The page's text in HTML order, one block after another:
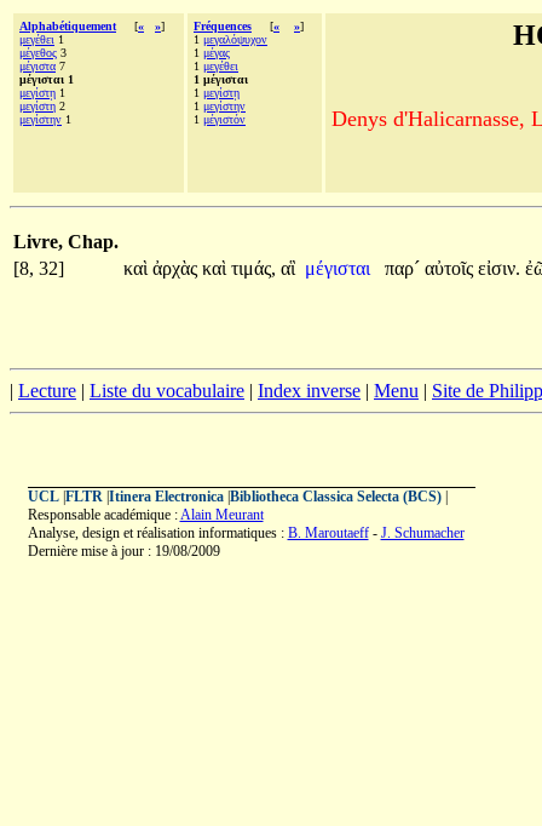
Alphabétiquement [« »]
μεγέθει 1
μέγεθος 3
μέγιστα 7
μέγισται 1
μεγίστῃ 1
μεγίστη 2
μεγίστην 1
Fréquences [« »]
1 μεγαλόψυχον
1 μέγας
1 μεγέθει
1 μέγισται
1 μεγίστῃ
1 μεγίστην
1 μέγιστόν Denys d'Halicarnasse,
Livre, Chap.
[8, 32]
καὶ ἀρχὰς καὶ τιμάς, αἳ μέγισται παρ´ αὐτοῖς εἰσιν.
| Lecture | Liste du vocabulaire | Index inverse | Menu | Site de
UCL| FLTR| Itinera Electronica| Bibliotheca Classica Selecta (BCS)|
Responsable académique :Alain Meurant
Analyse, design et réalisation informatiques : B. Maroutaeff- J. Schumacher
Dernière mise à jour : 19/08/2009